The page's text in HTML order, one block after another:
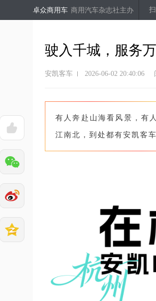
卓众商用车 商用汽车杂志社主办
驶入千城，服务
安凯客车 2026-06-02 20:40:06
有人奔赴山海看风景，有
江南北，到处都有安凯客车